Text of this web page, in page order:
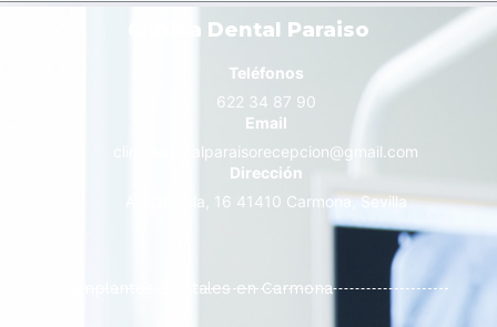
Clínica Dental Paraiso
Teléfonos
622 34 87 90
Email
clinicadentalparaisorecepcion@gmail.com
Dirección
Av. Dr. Villa, 16 41410 Carmona, Sevilla
Implantes Dentales en Carmona